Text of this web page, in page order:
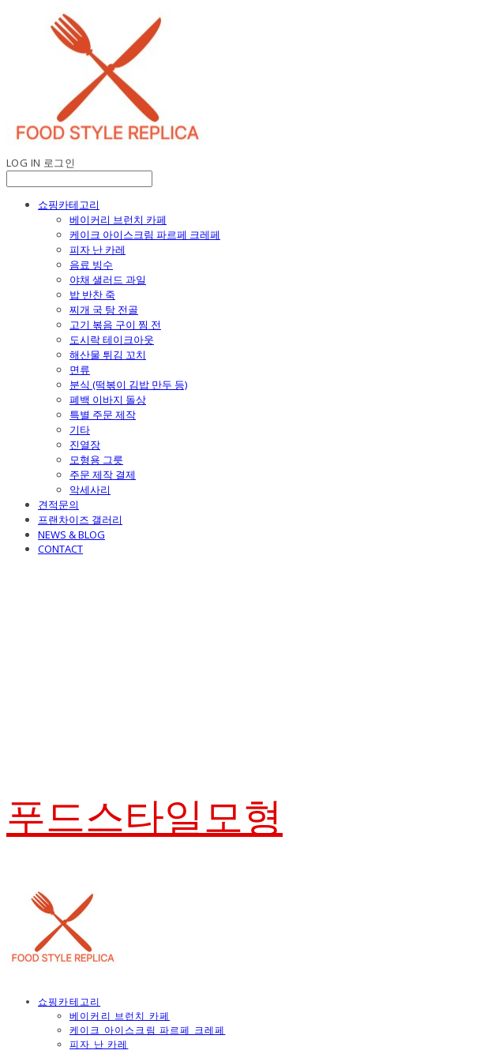
LOG IN 로그인
쇼핑카테고리
베이커리 브런치 카페
케이크 아이스크림 파르페 크레페
피자 난 카레
음료 빙수
야채 샐러드 과일
밥 반찬 죽
찌개 국 탕 전골
고기 볶음 구이 찜 전
도시락 테이크아웃
해산물 튀김 꼬치
면류
분식 (떡볶이 김밥 만두 등)
폐백 이바지 돌상
특별 주문 제작
기타
진열장
모형용 그릇
주문 제작 결제
악세사리
견적문의
프랜차이즈 갤러리
NEWS & BLOG
CONTACT
푸드스타일모형
쇼핑카테고리
베이커리 브런치 카페
케이크 아이스크림 파르페 크레페
피자 난 카레